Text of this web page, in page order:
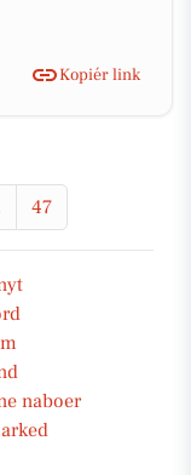
Kopiér link
47
naboer